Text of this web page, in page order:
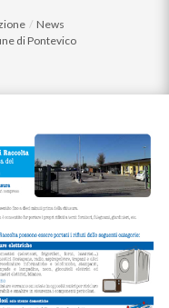
News
di Pontevico